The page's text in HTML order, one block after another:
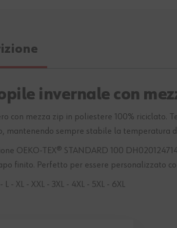
invernale con
con mezza zip in poliestere 100% riciclato.
mantenendo sempre stabile la
OEKO-TEX® STANDARD 100
finito. Perfetto per essere personalizzato
L - XL - XXL - 3XL - 4XL - 5XL - 6XL